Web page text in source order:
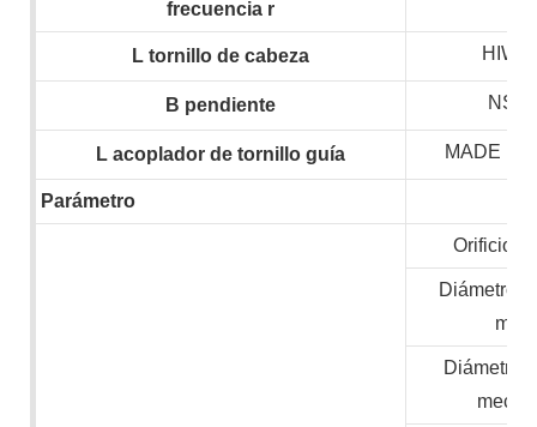
frecuencia r
L tornillo de cabeza
B pendiente
L acoplador de tornillo guía MADE IN
Parámetro
Orificio
Diámetro
Diámetro